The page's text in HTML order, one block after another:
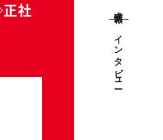
インタビュー
社